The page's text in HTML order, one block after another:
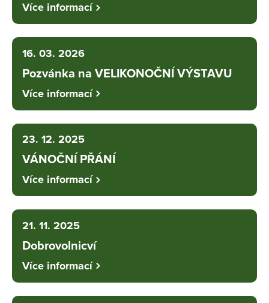
Více informací
16. 03. 2026
Pozvánka na VELIKONOČNÍ VÝSTAVU
Více informací
23. 12. 2025
VÁNOČNÍ PŘÁNÍ
Více informací
21. 11. 2025
Dobrovolnicví
Více informací